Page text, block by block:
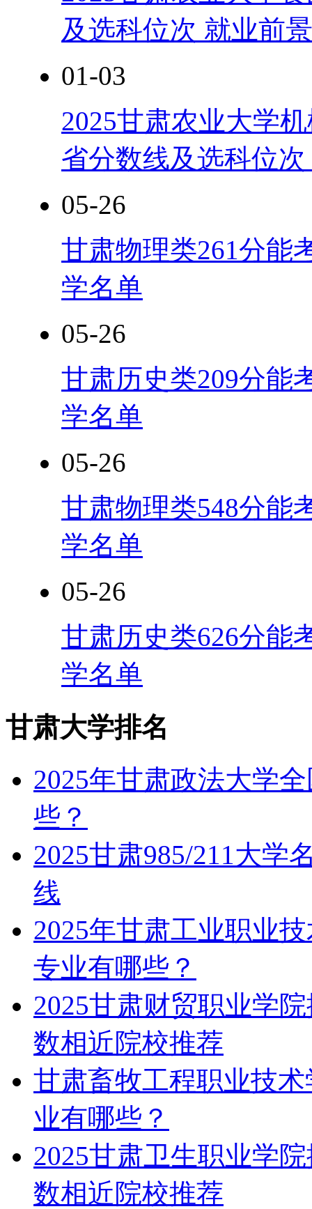
及选科位次 就业前
01-03
2025甘肃农业大学
省分数线及选科位
05-26
甘肃物理类261分能
学名单
05-26
甘肃历史类209分能
学名单
05-26
甘肃物理类548分能
学名单
05-26
甘肃历史类626分能
学名单
甘肃大学排名
2025年甘肃政法大学
些？
2025甘肃985/211大学
线
2025年甘肃工业职业
专业有哪些？
2025甘肃财贸职业学
数相近院校推荐
甘肃畜牧工程职业技
业有哪些？
2025甘肃卫生职业学
数相近院校推荐